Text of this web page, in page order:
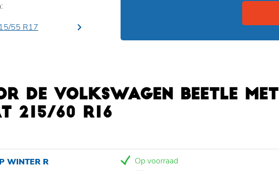
55 R17
DE VOLKSWAGEN BEETLE MET
215/60 R16
WINTER R
Op voorraad